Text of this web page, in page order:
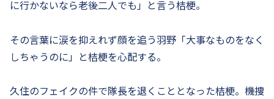
に行かないなら老後二人でも」と言う桔梗。
その言葉に涙を抑えれず顔を追う羽野「大事なものをなく
しちゃうのに」と桔梗を心配する。
久住のフェイクの件で隊長を退くこととなった桔梗。機捜